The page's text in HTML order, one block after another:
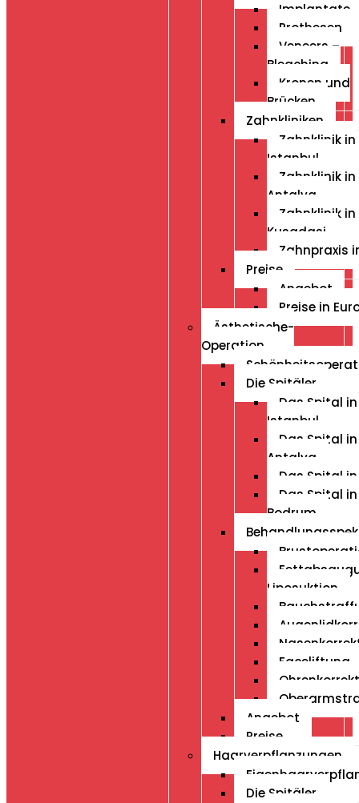
Implantate
Prothesen
Veneers –
Bleaching
Kronen und
Brücken
Zahnkliniken
Zahnklinik in
Istanbul
Zahnklinik in
Antalya
Zahnklinik in
Kusadasi
Zahnpraxis
Preise
Angebot
Preise in
Ästhetische-
Operation
Die Spitäler
Das Spital in
Istanbul
Das Spital in
Antalya
Das Spital
Das Spital in
Bodrum
Liposuktion
Faceliftung
Angebot
Preise
Haarverpflanzungen
Die Spitäler